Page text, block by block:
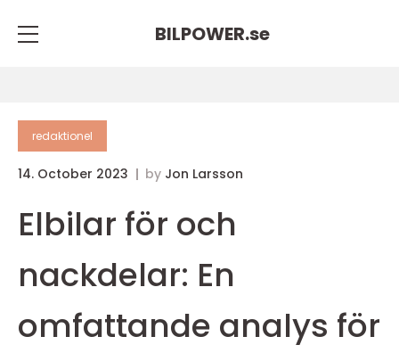
BILPOWER.se
redaktionel
14. October 2023 by Jon Larsson
Elbilar för och
nackdelar: En
omfattande analys för